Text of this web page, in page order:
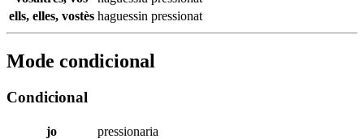
ells, elles, vostès haguessin pressionat
Mode condicional
Condicional
jo
pressionaria